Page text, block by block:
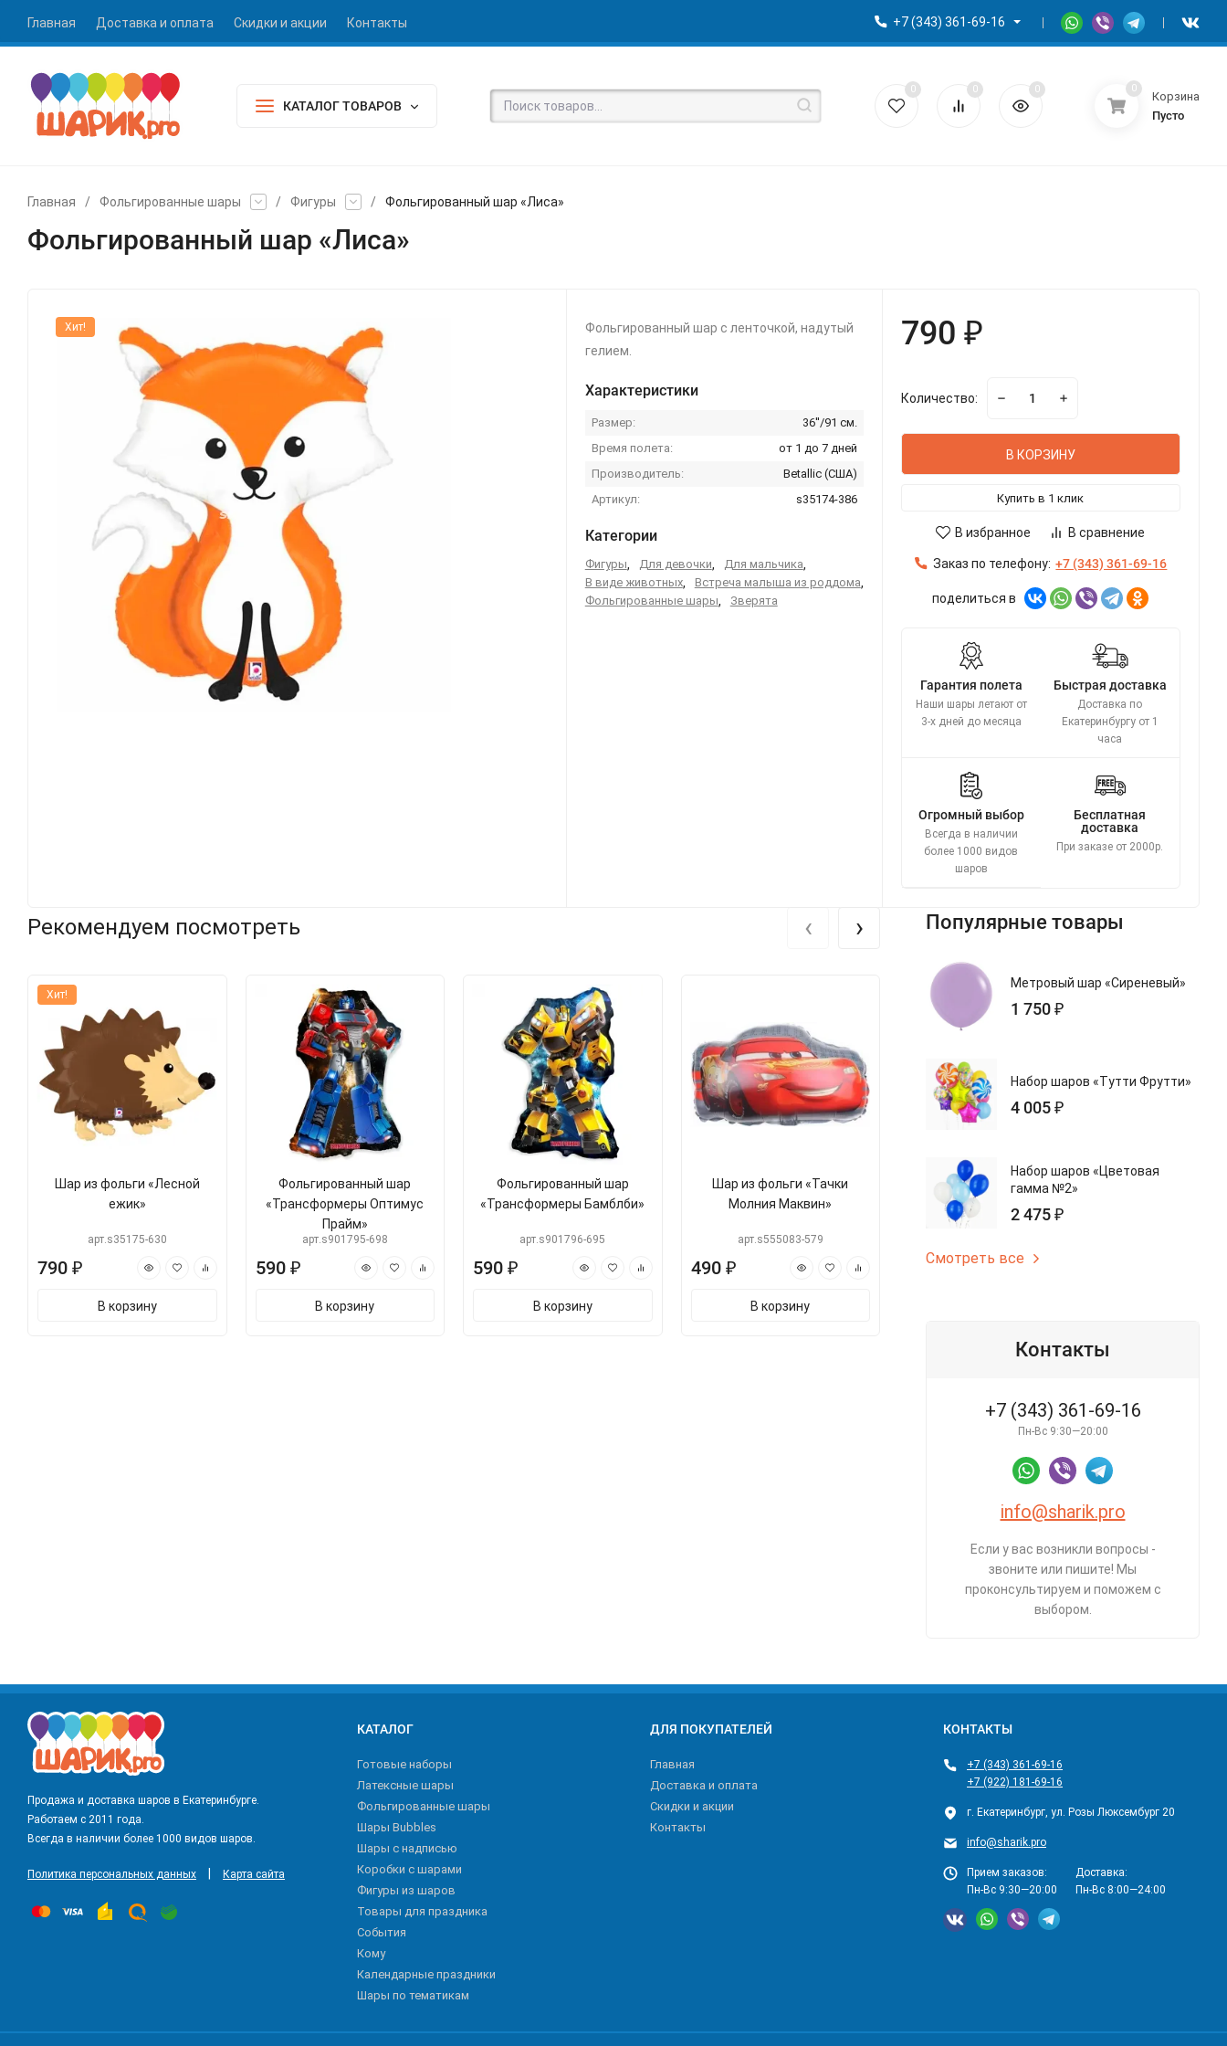
Главная Доставка и оплата Скидки и акции Контакты +7 (343) 361-69-16
КАТАЛОГ ТОВАРОВ
0 0 0 0
Корзина
Пусто
Главная / Фольгированные шары / Фигуры / Фольгированный шар «Лиса»
Фольгированный шар «Лиса»
Хит!
Фольгированный шар с ленточкой, надутый
гелием.
Характеристики
Размер:
36''/91 см.
Время полета:
от 1 до 7 дней
Производитель:
Betallic (США)
Артикул:
s35174-386
Категории
Фигуры, Для девочки, Для мальчика,
В виде животных, Встреча малыша из роддома,
Фольгированные шары, Зверята
790 ₽
Количество:
В КОРЗИНУ
Купить в 1 клик
В избранное В сравнение
Заказ по телефону: +7 (343) 361-69-16
поделиться в
Гарантия полета
Наши шары летают от
3-х дней до месяца
Быстрая доставка
Доставка по
Екатеринбургу от 1
часа
Огромный выбор
Всегда в наличии
более 1000 видов
шаров
Бесплатная
доставка
При заказе от 2000р.
Рекомендуем посмотреть
Хит!
Шар из фольги «Лесной
ежик»
арт.s35175-630
790 ₽
В корзину
Фольгированный шар
«Трансформеры Оптимус
Прайм»
арт.s901795-698
590 ₽
В корзину
Фольгированный шар
«Трансформеры Бамблби»
арт.s901796-695
590 ₽
В корзину
Шар из фольги «Тачки
Молния Маквин»
арт.s555083-579
490 ₽
В корзину
Фольгированный шар
«Вертолёт хаки»
590 ₽
‹ › Популярные товары
Метровый шар «Сиреневый»
1 750 ₽
Набор шаров «Тутти Фрутти»
4 005 ₽
Набор шаров «Цветовая
гамма №2»
2 475 ₽
Смотреть все
Контакты
+7 (343) 361-69-16
Пн-Вс 9:30—20:00
info@sharik.pro
Если у вас возникли вопросы -
звоните или пишите! Мы
проконсультируем и поможем с
выбором.
Продажа и доставка шаров в Екатеринбурге.
Работаем с 2011 года.
Всегда в наличии более 1000 видов шаров.
Политика персональных данных Карта сайта
КАТАЛОГ
Готовые наборы
Латексные шары
Фольгированные шары
Шары Bubbles
Шары с надписью
Коробки с шарами
Фигуры из шаров
Товары для праздника
События
Кому
Календарные праздники
Шары по тематикам
ДЛЯ ПОКУПАТЕЛЕЙ
Главная
Доставка и оплата
Скидки и акции
Контакты
КОНТАКТЫ
+7 (343) 361-69-16
+7 (922) 181-69-16
г. Екатеринбург, ул. Розы Люксембург 20
info@sharik.pro
Прием заказов:
Пн-Вс 9:30—20:00
Доставка:
Пн-Вс 8:00—24:00